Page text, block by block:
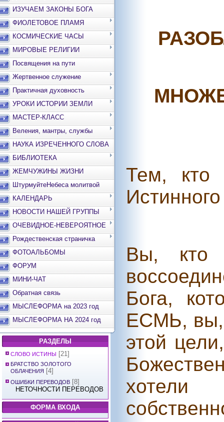
ИЗУЧАЕМ ЗАКОНЫ БОГА
ФИОЛЕТОВОЕ ПЛАМЯ
КОСМИЧЕСКИЕ ЧАСЫ
МИРОВЫЕ РЕЛИГИИ
Посвящения на пути
Жертвенное служение
Практичная духовность
УРОКИ ИСТОРИИ ЗЕМЛИ
МАСТЕР-КЛАСС
Веления, мантры, службы
НАУКА ИЗРЕЧЕННОГО СЛОВА
БИБЛИОТЕКА
ЖЕМЧУЖИНЫ ЖИЗНИ
ШтурмуйтеНебеса молитвой
КАЛЕНДАРЬ
НОВОСТИ НАШЕЙ ГРУППЫ
ОЧЕВИДНОЕ-НЕВЕРОЯТНОЕ
Рождественская страничка
ФОТОАЛЬБОМЫ
ФОРУМ
МИНИ-ЧАТ
Обратная связь
МЫСЛЕФОРМА на 2023 год
МЫСЛЕФОРМА НА 2024 год
РАЗДЕЛЫ
СЛОВО ИСТИНЫ [21]
БРАТСТВО ЗОЛОТОГО
ОБЛАЧЕНИЯ [4]
ОШИБКИ ПЕРЕВОДОВ [8]
НЕТОЧНОСТИ ПЕРЕВОДОВ
ФОРМА ВХОДА
Тем, кто
Вы, кто
Бога,
ЕСМЬ, вы,
этой
хотели